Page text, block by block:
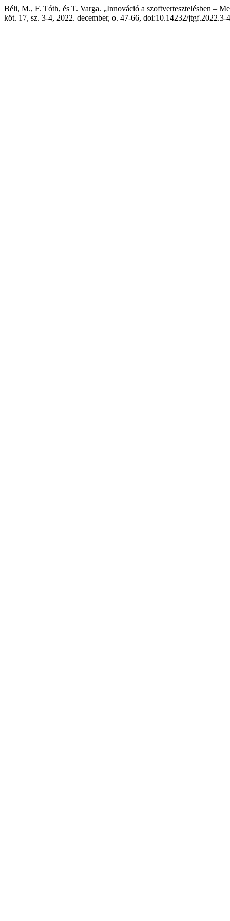
Béli, M., F. Tóth, és T. Varga. „Innováció a szoftvertesztelésben –
köt. 17, sz. 3-4, 2022. december, o. 47-66, doi:10.14232/jtgf.2022.3-